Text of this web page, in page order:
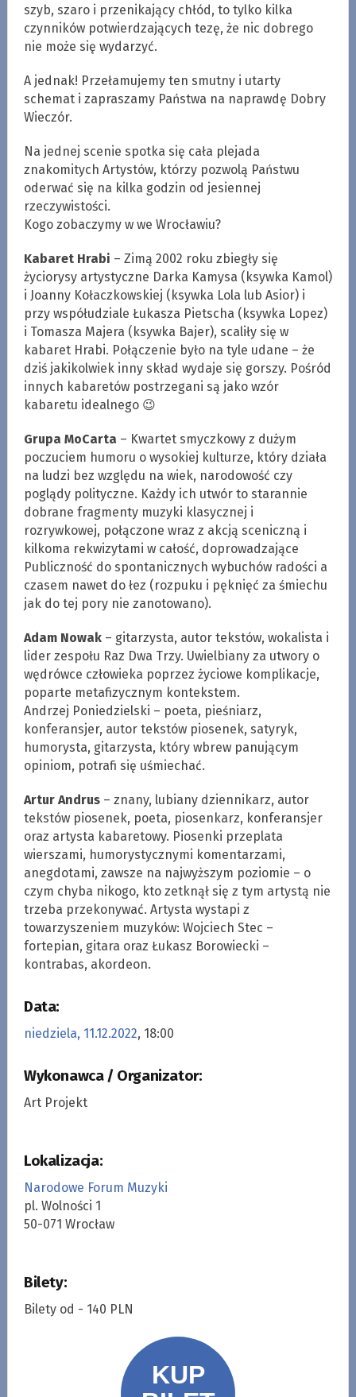
szyb, szaro i przenikający chłód, to tylko kilka
czynników potwierdzających tezę, że nic dobrego
nie może się wydarzyć.
A jednak! Przełamujemy ten smutny i utarty
schemat i zapraszamy Państwa na naprawdę Dobry
Wieczór.
Na jednej scenie spotka się cała plejada
znakomitych Artystów, którzy pozwolą Państwu
oderwać się na kilka godzin od jesiennej
rzeczywistości.
Kogo zobaczymy w we Wrocławiu?
Kabaret Hrabi – Zimą 2002 roku zbiegły się
życiorysy artystyczne Darka Kamysa (ksywka Kamol)
i Joanny Kołaczkowskiej (ksywka Lola lub Asior) i
przy współudziale Łukasza Pietscha (ksywka Lopez)
i Tomasza Majera (ksywka Bajer), scaliły się w
kabaret Hrabi. Połączenie było na tyle udane – że
dziś jakikolwiek inny skład wydaje się gorszy. Pośród
innych kabaretów postrzegani są jako wzór
kabaretu idealnego 😉
Grupa MoCarta – Kwartet smyczkowy z dużym
poczuciem humoru o wysokiej kulturze, który działa
na ludzi bez względu na wiek, narodowość czy
poglądy polityczne. Każdy ich utwór to starannie
dobrane fragmenty muzyki klasycznej i
rozrywkowej, połączone wraz z akcją sceniczną i
kilkoma rekwizytami w całość, doprowadzające
Publiczność do spontanicznych wybuchów radości a
czasem nawet do łez (rozpuku i pęknięć za śmiechu
jak do tej pory nie zanotowano).
Adam Nowak– gitarzysta, autor tekstów, wokalista i
lider zespołu Raz Dwa Trzy. Uwielbiany za utwory o
wędrówce człowieka poprzez życiowe komplikacje,
poparte metafizycznym kontekstem.
Andrzej Poniedzielski – poeta, pieśniarz,
konferansjer, autor tekstów piosenek, satyryk,
humorysta, gitarzysta, który wbrew panującym
opiniom, potrafi się uśmiechać.
Artur Andrus– znany, lubiany dziennikarz, autor
tekstów piosenek, poeta, piosenkarz, konferansjer
oraz artysta kabaretowy. Piosenki przeplata
wierszami, humorystycznymi komentarzami,
anegdotami, zawsze na najwyższym poziomie – o
czym chyba nikogo, kto zetknął się z tym artystą nie
trzeba przekonywać. Artysta wystapi z
towarzyszeniem muzyków: Wojciech Stec –
fortepian, gitara oraz Łukasz Borowiecki –
kontrabas, akordeon.
Data:
niedziela, 11.12.2022, 18:00
Wykonawca / Organizator:
Art Projekt
Lokalizacja:
Narodowe Forum Muzyki
pl. Wolności 1
50-071 Wrocław
Bilety:
Bilety od - 140 PLN